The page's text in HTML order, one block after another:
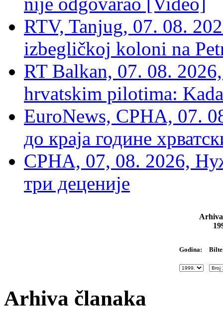
RTV, Tanjug, 07. 08.
izbegličkoj koloni na
RT Balkan, 07. 08.
hrvatskim pilotima:
EuroNews, СРНА, 07.
до краја године
СРНА, 07, 08. 2026,
три деценије
Godina:
Arhiva članaka